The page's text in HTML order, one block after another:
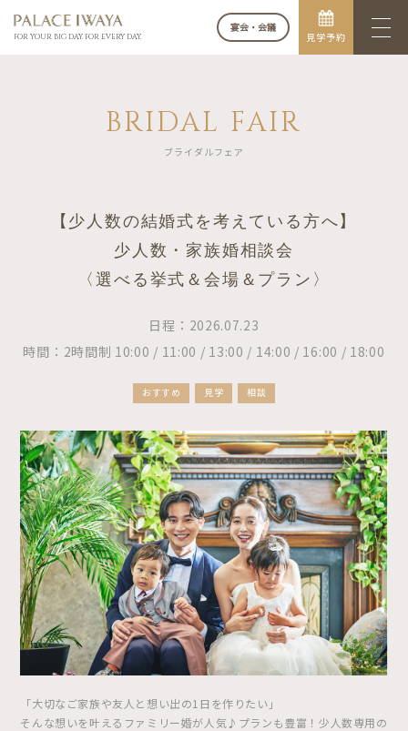
FOR YOUR BIG DAY. FOR EVERY DAY.
宴会・会議
見学予約
BRIDAL FAIR
ブライダルフェア
【少人数の結婚式を考えている方へ】
少人数・家族婚相談会
〈選べる挙式＆会場＆プラン〉
日程：2026.07.23
時間：2時間制 10:00 / 11:00 / 13:00 / 14:00 / 16:00 / 18:00
おすすめ 見学 相談
「大切なご家族や友人と想い出の1日を作りたい」
そんな想いを叶えるファミリー婚が人気♪プランも豊富！少人数専用の